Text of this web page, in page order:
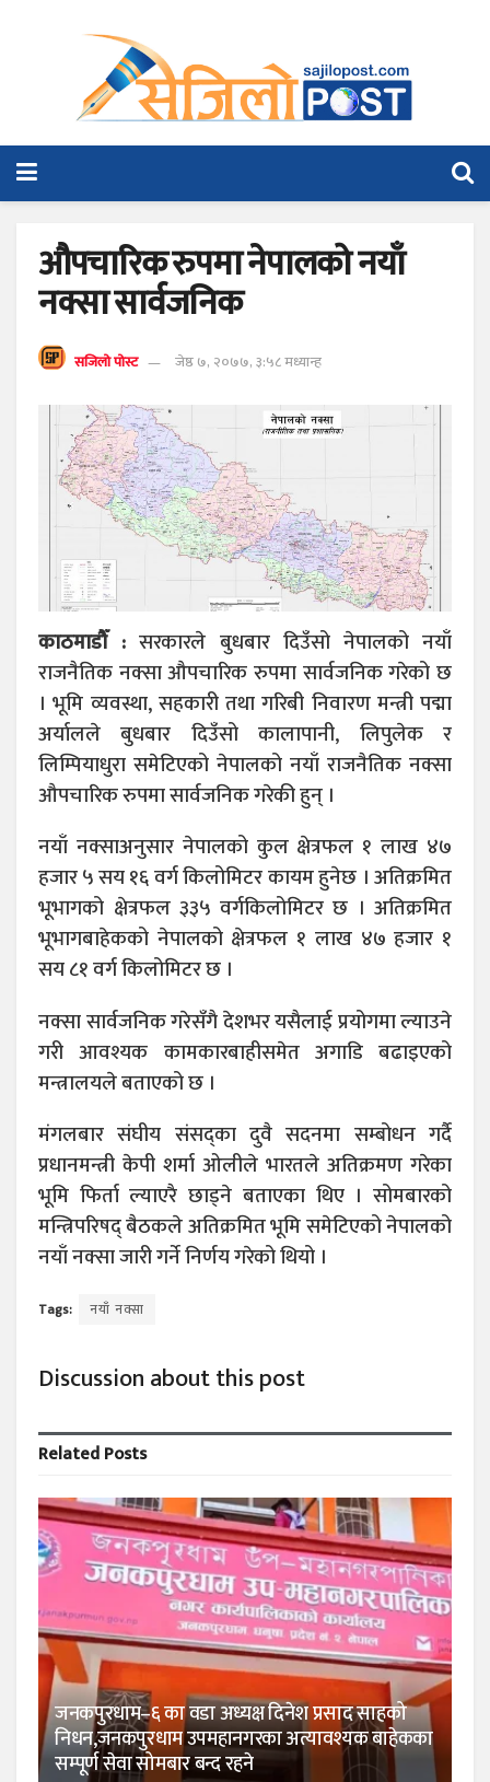
औपचारिक रुपमा नेपालको नयाँ
नक्सा सार्वजनिक
सजिलो पोस्ट जेष्ठ ७, २०७७, ३:५८ मध्यान्ह
काठमाडौँ : सरकारले बुधबार दिउँसो नेपालको नयाँ
राजनैतिक नक्सा औपचारिक रुपमा सार्वजनिक गरेको छ
। भूमि व्यवस्था, सहकारी तथा गरिबी निवारण मन्त्री पद्मा
अर्यालले बुधबार दिउँसो कालापानी, लिपुलेक र
लिम्पियाधुरा समेटिएको नेपालको नयाँ राजनैतिक नक्सा
औपचारिक रुपमा सार्वजनिक गरेकी हुन् ।
नयाँ नक्साअनुसार नेपालको कुल क्षेत्रफल १ लाख ४७
हजार ५ सय १६ वर्ग किलोमिटर कायम हुनेछ । अतिक्रमित
भूभागको क्षेत्रफल ३३५ वर्गकिलोमिटर छ । अतिक्रमित
भूभागबाहेकको नेपालको क्षेत्रफल १ लाख ४७ हजार १
सय ८१ वर्ग किलोमिटर छ ।
नक्सा सार्वजनिक गरेसँगै देशभर यसैलाई प्रयोगमा ल्याउने
गरी आवश्यक कामकारबाहीसमेत अगाडि बढाइएको
मन्त्रालयले बताएको छ ।
मंगलबार संघीय संसद्का दुवै सदनमा सम्बोधन गर्दै
प्रधानमन्त्री केपी शर्मा ओलीले भारतले अतिक्रमण गरेका
भूमि फिर्ता ल्याएरै छाड्ने बताएका थिए । सोमबारको
मन्त्रिपरिषद् बैठकले अतिक्रमित भूमि समेटिएको नेपालको
नयाँ नक्सा जारी गर्ने निर्णय गरेको थियो ।
Tags: नयाँ नक्सा
Discussion about this post
RelatedPosts
जनकपुरधाम–६ का वडा अध्यक्ष दिनेश प्रसाद साहको
निधन,जनकपुरधाम उपमहानगरका अत्यावश्यक बाहेकका
सम्पूर्ण सेवा सोमबार बन्द रहने